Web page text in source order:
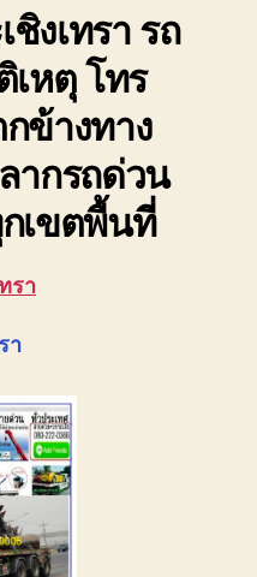
งเทรารถ
หตุ โทร
ข้างทาง
ากรถด่วน
เขตพื้นที่
รา
า